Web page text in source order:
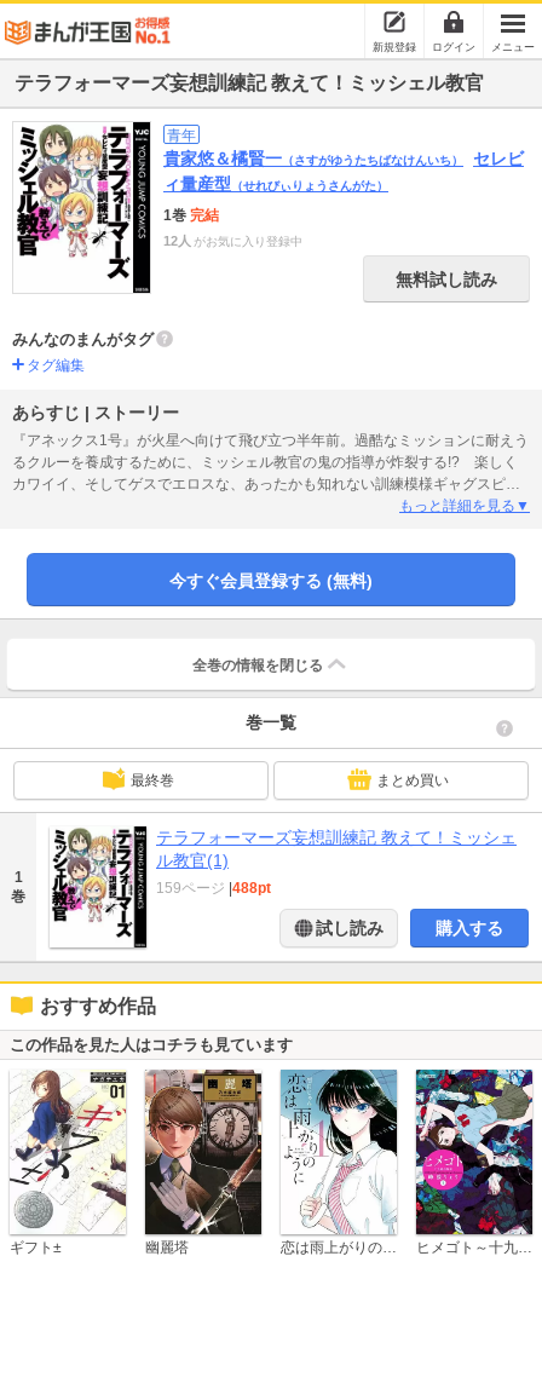
新規登録 ログイン メニュー
テラフォーマーズ妄想訓練記 教えて！ミッシェル教官
青年
貴家悠＆橘賢一 （さすがゆうたちばなけんいち）
セレビ
ィ量産型 （せれびぃりょうさんがた）
1巻 完結
12人 がお気に入り登録中
無料試し読み
みんなのまんがタグ
タグ編集
あらすじ | ストーリー
『アネックス1号』が火星へ向けて飛び立つ半年前。過酷なミッションに耐えう
るクルーを養成するために、ミッシェル教官の鬼の指導が炸裂する!? 楽しく
カワイイ、そしてゲスでエロスな、あったかも知れない訓練模様ギャグスピン
もっと詳細を見る▼
今すぐ会員登録する (無料)
全巻の情報を 閉じる
巻一覧
最終巻 まとめ買い
1
巻
テラフォーマーズ妄想訓練記 教えて！ミッシェ
ル教官(1)
159ページ 488pt
試し読み 購入する
おすすめ作品
この作品を見た人はコチラも見ています
ギフト± 幽麗塔 恋は雨上がりのように ヒメゴト～十九歳の制服～